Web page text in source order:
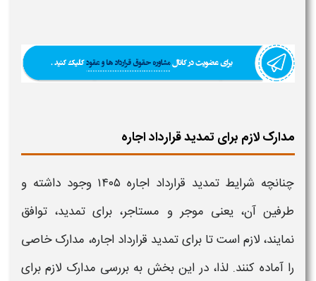
مدارک لازم برای تمدید قرارداد اجاره
چنانچه شرایط تمدید قرارداد اجاره ۱۴۰۵
وجود داشته و
طرفین آن، یعنی موجر و مستاجر، برای تمدید، توافق
نمایند، لازم است تا برایتمدید قرارداد اجاره، مدارک خاصی
را آماده کنند. لذا، در این بخش به بررسی مدارک لازم برای